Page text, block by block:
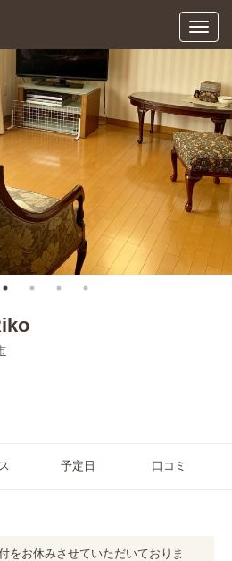
メ
ニ
ー
予定日 口コミ
をお休みさせていただいておりま